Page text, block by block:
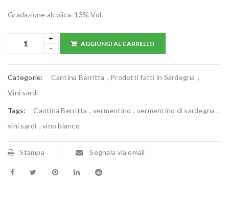
Gradazione alcolica 13% Vol.
AGGIUNGI AL CARRELLO
Categorie: Cantina Berritta , Prodotti fatti in Sardegna ,
Vini sardi
Tags: Cantina Berritta , vermentino , vermentino di sardegna ,
vini sardi , vino bianco
Stampa Segnala via email